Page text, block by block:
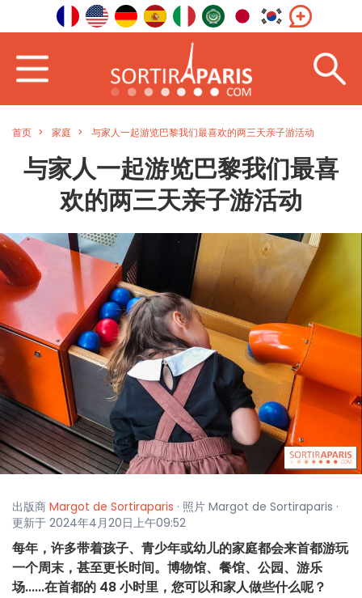
首页 家庭 与家人一起游览巴黎我们最喜欢的两三天亲子游活动
与家人一起游览巴黎我们最喜
欢的两三天亲子游活动
出版商 Margot de Sortiraparis · 照片 Margot de Sortiraparis ·
更新于 2024年4月20日上午09:52
每年，许多带着孩子、青少年或幼儿的家庭都会来首都游玩
一个周末，甚至更长时间。博物馆、餐馆、公园、游乐
场......在首都的 48 小时里，您可以和家人做些什么呢？